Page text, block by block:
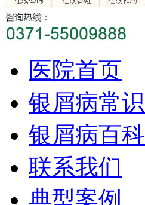
医院首页
银屑病常识
银屑病百科
联系我们
典型案例